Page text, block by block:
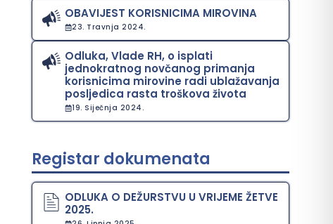
OBAVIJEST KORISNICIMA MIROVINA
23. Travnja 2024.
Odluka, Vlade RH, o isplati
jednokratnog novčanog primanja
korisnicima mirovine radi ublažavanja
posljedica rasta troškova života
19. Siječnja 2024.
Registar dokumenata
ODLUKA O DEŽURSTVU U VRIJEME ŽETVE
2025.